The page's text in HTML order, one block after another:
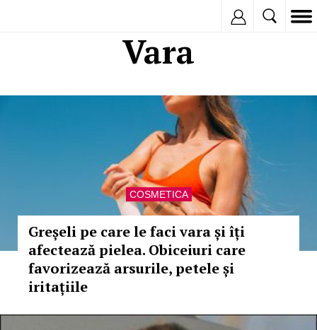
Vara
COSMETICA
Greșeli pe care le faci vara și îți
afectează pielea. Obiceiuri care
favorizează arsurile, petele și
iritațiile